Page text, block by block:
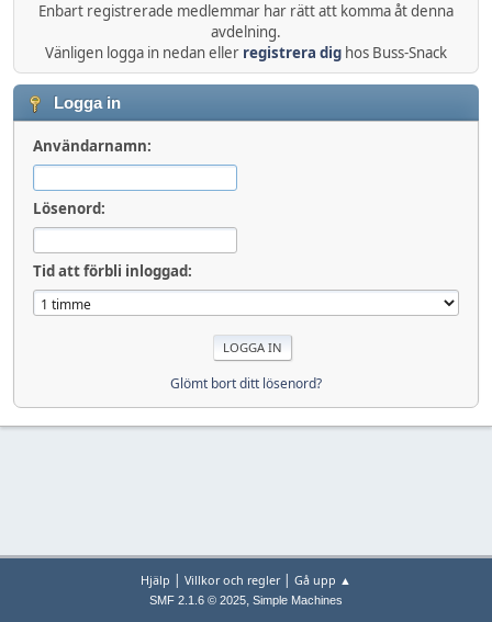
Enbart registrerade medlemmar har rätt att komma åt denna
avdelning.
Vänligen logga in nedan eller registrera dig hos Buss-Snack
Logga in
Användarnamn:
Lösenord:
Tid att förbli inloggad:
Glömt bort ditt lösenord?
Hjälp | Villkor och regler| Gå upp ▲
SMF 2.1.6 © 2025, Simple Machines